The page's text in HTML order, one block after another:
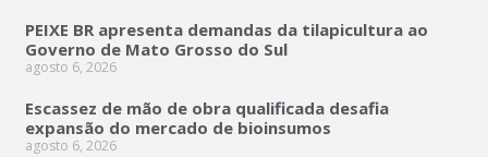
PEIXE BR apresenta demandas da tilapicultura ao
Governo de Mato Grosso do Sul
agosto 6, 2026
Escassez de mão de obra qualificada desafia
expansão do mercado de bioinsumos
agosto 6, 2026